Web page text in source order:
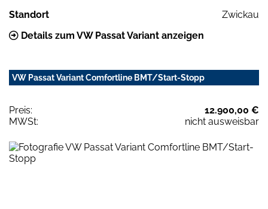
Standort
Zwickau
Details zum VW Passat Variant anzeigen
VW Passat Variant Comfortline BMT/Start-Stopp
Preis:
12.900,00 €
MWSt:
nicht ausweisbar